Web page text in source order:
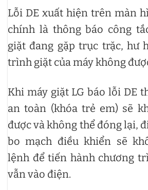
Lỗi DE xuất hiện trên màn
chính là thông báo công
giặt đang gặp trục trặc, hư
trình giặt của máy không
Khi máy giặt LG báo lỗi DE
an toàn (khóa trẻ em) sẽ
được và không thể đóng lại,
bo mạch điều khiển sẽ
lệnh để tiến hành chương
vẫn vào điện.